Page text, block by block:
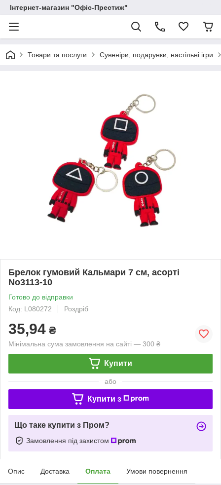
Інтернет-магазин "Офіс-Престиж"
Товари та послуги Сувеніри, подарунки, настільні ігри
Брелок гумовий Кальмари 7 см, асорті
No3113-10
Готово до відправки
Код: L080272
Роздріб
35,94 ₴
Мінімальна сума замовлення на сайті — 300 ₴
Купити
або
Купити з
Що таке купити з Пром?
Замовлення під захистом
Опис Доставка Оплата Умови повернення